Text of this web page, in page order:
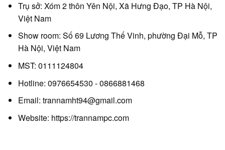
Trụ sở: Xóm 2 thôn Yên Nội, Xã Hưng Đạo, TP Hà Nội,
Việt Nam
Show room: Số 69 Lương Thế Vinh, phường Đại Mỗ, TP
Hà Nội, Việt Nam
MST: 0111124804
Hotline: 0976654530 - 0866881468
Email: trannamht94@gmail.com
Website: https://trannampc.com